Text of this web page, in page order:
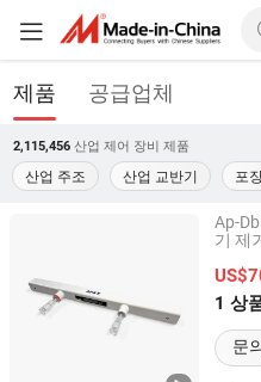
제품 공급업체
2,115,456 산업 제어 장비 제품
산업 주조 산업 교반기 포
Ap-
기 제
1 상
문
Shanghai Anping Static
Shanghai, China